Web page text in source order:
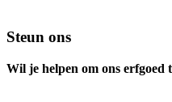
Footer
Steun ons
Wil je helpen om ons erfgoed